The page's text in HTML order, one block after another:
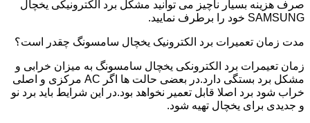
صرف هزینه بسیار ناچیز می توانید مشکل برد الکترونیکی یخچال
SAMSUNG خود را برطرف نمایید.
مدت زمان تعمیرات برد الکترونیک یخچال سامسونگ چقدر است؟
زمان تعیمرات برد الکترونکی یخچال سامسونگ به میزان خرابی و
مشکل برد بستگی دارد.در بعضی حالت ها اگر AC مرکزی و اصلی
خراب شود برد اصلا قابل تعمیر نخواهد بود.در این شرایط باید برد نو
و جدیدی برای یخچال تهیه شود.